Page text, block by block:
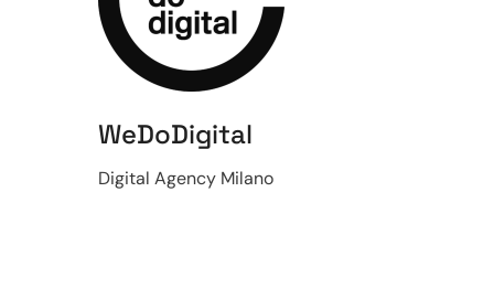
WeDoDigital
Digital Agency Milano